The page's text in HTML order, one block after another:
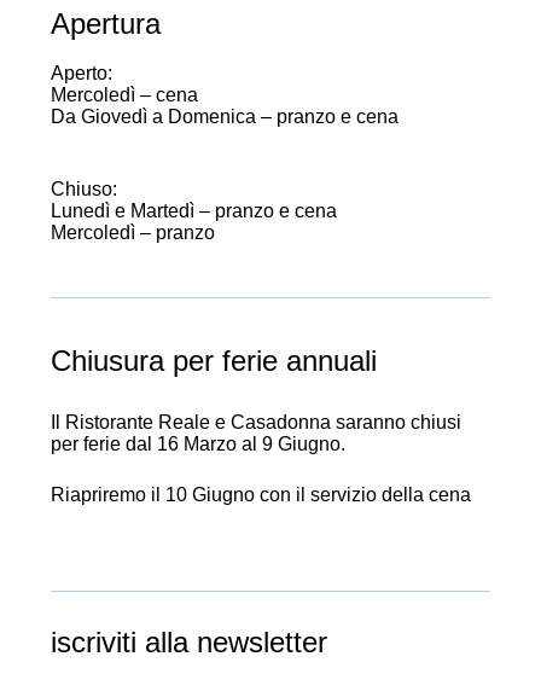
Apertura
Aperto:
Mercoledì – cena
Da Giovedì a Domenica – pranzo e cena
Chiuso:
Lunedì e Martedì – pranzo e cena
Mercoledì – pranzo
Chiusura per ferie annuali
Il Ristorante Reale e Casadonna saranno chiusi
per ferie dal 16 Marzo al 9 Giugno.
Riapriremo il 10 Giugno con il servizio della cena
iscriviti alla newsletter